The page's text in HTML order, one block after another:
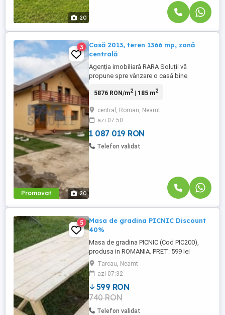
20
Promovat 20
3
Casă 2013, teren 1366 mp, zonă
centrală
Agenția imobiliară RARA Soluții vă
propune spre vânzare o casă bine
locuire. Locație: Str. Sucedava, Municipiul
mp utili, garaj 85 mp, teren 1366 mp
Compartimentare: living, cameră de zi +
dining și bucătărie, două dormitoare, ...
5876 RON/m2| 185 m2
central, Roman, Neamt
azi 07:50
1 087 019 RON
Telefon validat
5
Masa de gradina PICNIC Discount
40%
Masa de gradina PICNIC (Cod PIC200),
produsa in ROMANIA. PRET: 599 lei
(Reducere 40%) Masa de gradina PICNIC
este un produs din lemn, foarte utila intr-o
gospodarie. Produsul este realizat din
lemn de molid, uscat si prelucrat pe
masini profesionale. Grosimea
materialului (3cm) face ca aceasta sa fie ...
Tarcau, Neamt
azi 07:32
599 RON
740 RON
Telefon validat